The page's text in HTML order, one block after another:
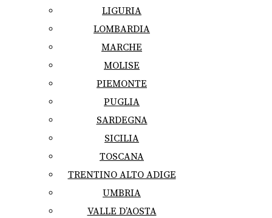
LIGURIA
LOMBARDIA
MARCHE
MOLISE
PIEMONTE
PUGLIA
SARDEGNA
SICILIA
TOSCANA
TRENTINO ALTO ADIGE
UMBRIA
VALLE D’AOSTA